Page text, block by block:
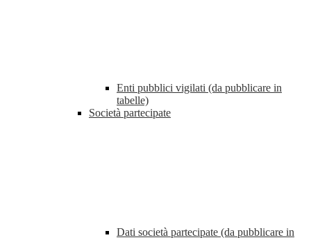
Enti pubblici vigilati (da pubblicare in
tabelle)
Società partecipate
Dati società partecipate (da pubblicare in